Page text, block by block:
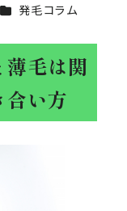
カテゴリー
発毛コラム
薄毛は関
合い方